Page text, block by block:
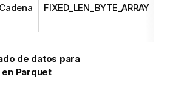
Cadena FIXED_LEN_BYTE_ARRAY
de datos para
Parquet